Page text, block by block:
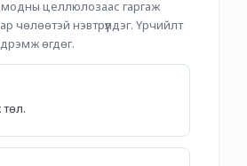
модны целлюлозаас гаргаж
чөлөөтэй нэвтрүүлдэг. Үрчийлт
өгдөг.
төл.